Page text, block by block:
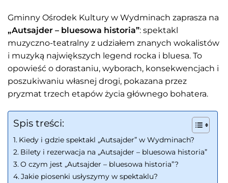
Gminny Ośrodek Kultury w Wydminach zaprasza na
„Autsajder – bluesowa historia”: spektakl
muzyczno-teatralny z udziałem znanych wokalistów
i muzyką największych legend rocka i bluesa. To
opowieść o dorastaniu, wyborach, konsekwencjach i
poszukiwaniu własnej drogi, pokazana przez
pryzmat trzech etapów życia głównego bohatera.
Spis treści:
Kiedy i gdzie spektakl „Autsajder” w Wydminach?
Bilety i rezerwacja na „Autsajder – bluesowa historia”
O czym jest „Autsajder – bluesowa historia”?
Jakie piosenki usłyszymy w spektaklu?